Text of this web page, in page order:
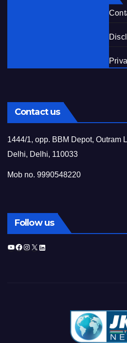
Contact us
1444/1, opp. BBM Depot, Outram
Delhi, Delhi, 110033
Mob no. 9990548220
Follow us
YouTube
Facebook
Instagram
X LinkedIn